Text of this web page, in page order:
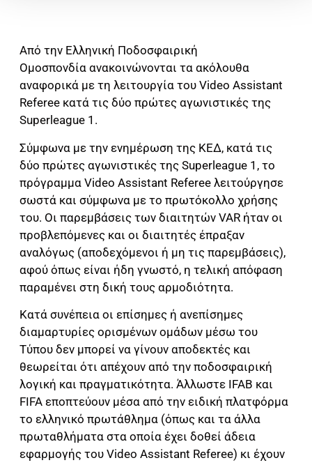
Από την Ελληνική Ποδοσφαιρική
Ομοσπονδία ανακοινώνονται τα ακόλουθα
αναφορικά με τη λειτουργία του Video Assistant
Referee κατά τις δύο πρώτες αγωνιστικές της
Superleague 1.
Σύμφωνα με την ενημέρωση της ΚΕΔ, κατά τις
δύο πρώτες αγωνιστικές της Superleague 1, το
πρόγραμμα Video Assistant Referee λειτούργησε
σωστά και σύμφωνα με το πρωτόκολλο χρήσης
του. Οι παρεμβάσεις των διαιτητών VAR ήταν οι
προβλεπόμενες και οι διαιτητές έπραξαν
αναλόγως (αποδεχόμενοι ή μη τις παρεμβάσεις),
αφού όπως είναι ήδη γνωστό, η τελική απόφαση
παραμένει στη δική τους αρμοδιότητα.
Κατά συνέπεια οι επίσημες ή ανεπίσημες
διαμαρτυρίες ορισμένων ομάδων μέσω του
Τύπου δεν μπορεί να γίνουν αποδεκτές και
θεωρείται ότι απέχουν από την ποδοσφαιρική
λογική και πραγματικότητα. Άλλωστε IFAB και
FIFA εποπτεύουν μέσα από την ειδική πλατφόρμα
το ελληνικό πρωτάθλημα (όπως και τα άλλα
πρωταθλήματα στα οποία έχει δοθεί άδεια
εφαρμογής του Video Assistant Referee) κι έχουν